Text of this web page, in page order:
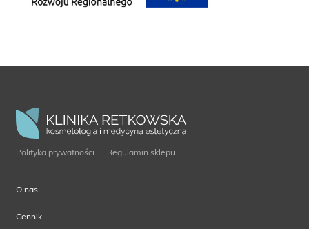
Polityka prywatności Regulamin sklepu
O nas
Cennik